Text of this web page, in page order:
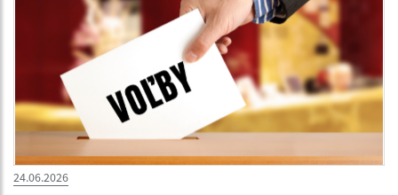
24.06.2026